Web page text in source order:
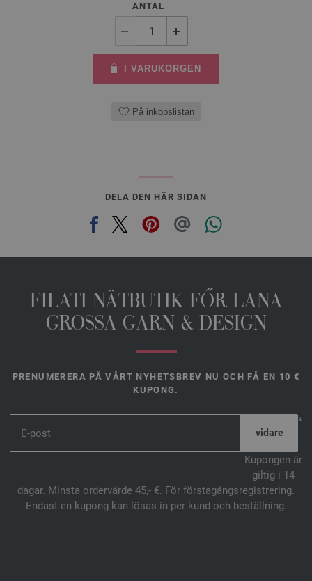
ANTAL
I VARUKORGEN
På inköpslistan
DELA DEN HÄR SIDAN
FILATI NÄTBUTIK FŐR LANA
GROSSA GARN & DESIGN
PRENUMERERA PÅ VÅRT NYHETSBREV NU OCH FÅ EN 10 €
KUPONG.
*
Kupongen är
giltig i 14
dagar. Minsta ordervärde 45,- €. För förstagångsregistrering.
Endast en kupong kan lösas in per kund och beställning.